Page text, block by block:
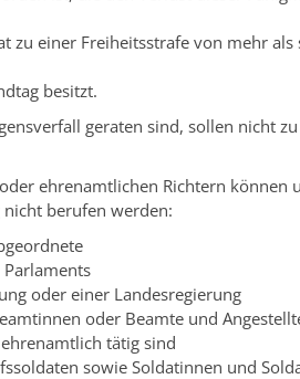
zu einer Freiheitsstrafe von mehr als
besitzt.
geraten sind, sollen nicht
ehrenamtlichen Richtern können
berufen werden:
oder einer Landesregierung
oder Beamte und
tätig sind
sowie Soldatinnen und